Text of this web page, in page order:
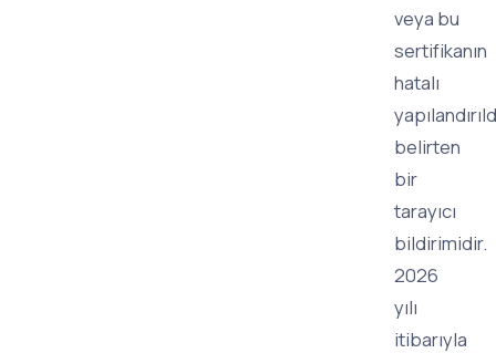
veya bu
sertifikanın
hatalı
belirten
bir
tarayıcı
bildirimidir.
2026
yılı
itibarıyla